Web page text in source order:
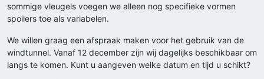
sommige vleugels voegen we alleen nog specifieke vormen
spoilers toe als variabelen.
We willen graag een afspraak maken voor het gebruik van de
windtunnel. Vanaf 12 december zijn wij dagelijks beschikbaar om
langs te komen. Kunt u aangeven welke datum en tijd u schikt?